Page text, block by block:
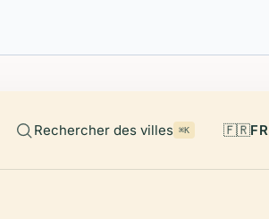
Rechercher des villes ⌘K 🇫🇷FR